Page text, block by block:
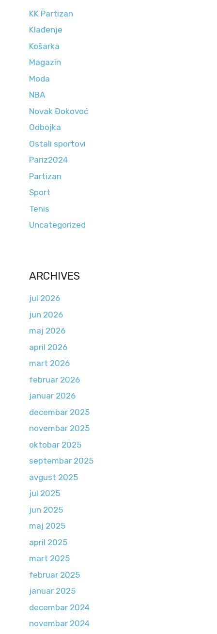
KK Partizan
Klađenje
Košarka
Magazin
Moda
NBA
Novak Đokovoć
Odbojka
Ostali sportovi
Pariz2024
Partizan
Sport
Tenis
Uncategorized
ARCHIVES
jul 2026
jun 2026
maj 2026
april 2026
mart 2026
februar 2026
januar 2026
decembar 2025
novembar 2025
oktobar 2025
septembar 2025
avgust 2025
jul 2025
jun 2025
maj 2025
april 2025
mart 2025
februar 2025
januar 2025
decembar 2024
novembar 2024